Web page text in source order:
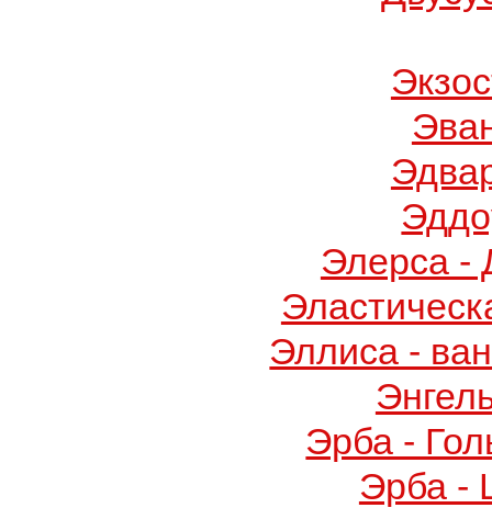
Элерса -
Эллиса -
Эрба -
Эрба -